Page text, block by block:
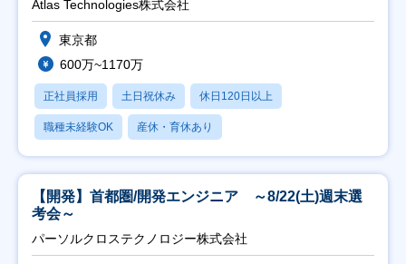
Atlas Technologies株式会社
東京都
600万~1170万
正社員採用 土日祝休み 休日120日以上
職種未経験OK 産休・育休あり
【開発】首都圏/開発エンジニア ～8/22(土)週末選
考会～
パーソルクロステクノロジー株式会社